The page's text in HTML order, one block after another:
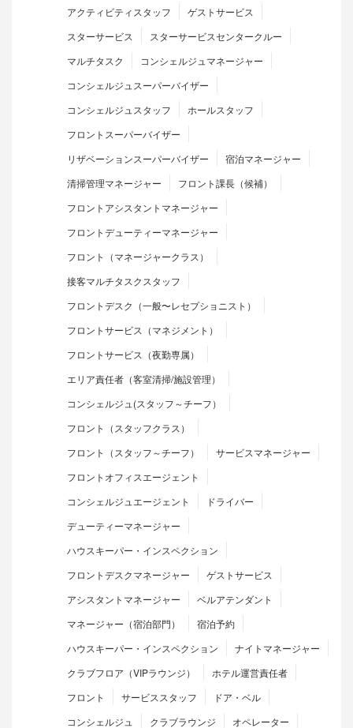
アクティビティスタッフ
ゲストサービス
スターサービス
スターサービスセンタークルー
マルチタスク
コンシェルジュマネージャー
コンシェルジュスーパーバイザー
コンシェルジュスタッフ
ホールスタッフ
フロントスーパーバイザー
リザベーションスーパーバイザー
宿泊マネージャー
清掃管理マネージャー
フロント課長（候補）
フロントアシスタントマネージャー
フロントデューティーマネージャー
フロント（マネージャークラス）
接客マルチタスクスタッフ
フロントデスク（一般〜レセプショニスト）
フロントサービス（マネジメント）
フロントサービス（夜勤専属）
エリア責任者（客室清掃/施設管理）
コンシェルジュ(スタッフ～チーフ）
フロント（スタッフクラス）
フロント（スタッフ～チーフ）
サービスマネージャー
フロントオフィスエージェント
コンシェルジュエージェント
ドライバー
デューティーマネージャー
ハウスキーパー・インスペクション
フロントデスクマネージャー
ゲストサービス
アシスタントマネージャー
ベルアテンダント
マネージャー（宿泊部門）
宿泊予約
ハウスキーパー・インスペクション
ナイトマネージャー
クラブフロア（VIPラウンジ）
ホテル運営責任者
フロント
サービススタッフ
ドア・ベル
コンシェルジュ
クラブラウンジ
オペレーター